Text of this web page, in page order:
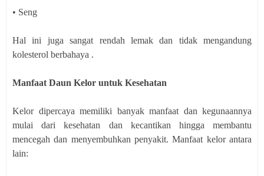
• Seng
Hal ini juga sangat rendah lemak dan tidak mengandung
kolesterol berbahaya .
Manfaat Daun Kelor untuk Kesehatan
Kelor dipercaya memiliki banyak manfaat dan kegunaannya
mulai dari kesehatan dan kecantikan hingga membantu
mencegah dan menyembuhkan penyakit. Manfaat kelor antara
lain: